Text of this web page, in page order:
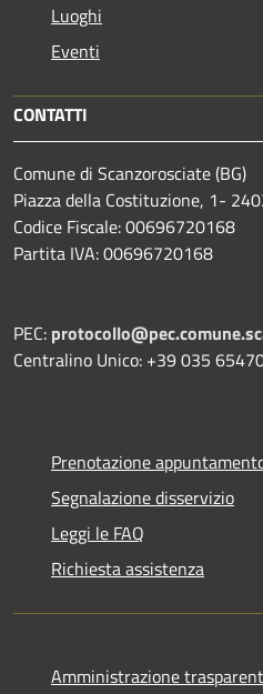
Luoghi
Eventi
CONTATTI
Comune di Scanzorosciate (BG)
Piazza della Costituzione, 1-
Codice Fiscale: 00696720168
Partita IVA: 00696720168
PEC:
Centralino Unico: +39 035
Prenotazione
Segnalazione disservizio
Leggi le FAQ
Richiesta assistenza
Amministrazione